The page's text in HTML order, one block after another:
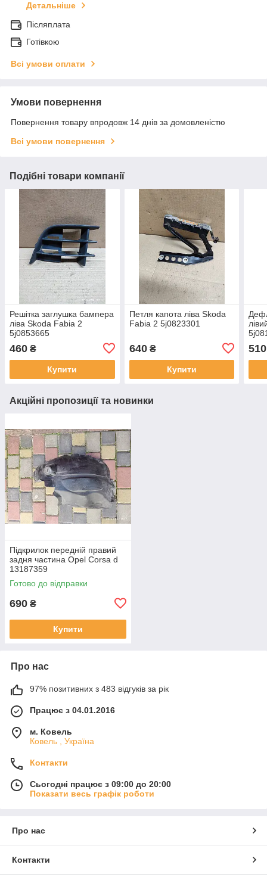
Детальніше
Післяплата
Готівкою
Всі умови оплати
Умови повернення
Повернення товару впродовж 14 днів за домовленістю
Всі умови повернення
Подібні товари компанії
Решітка заглушка бампера
ліва Skoda Fabia 2
5j0853665
460 ₴
Купити
Петля капота ліва Skoda
Fabia 2 5j0823301
640₴
Купити
510
Акційні пропозиції та новинки
Підкрилок передній правий
задня частина Opel Corsa d
13187359
Готово до відправки
690 ₴
Купити
Про нас
97% позитивних з 483 відгуків за рік
Працює з 04.01.2016
м. Ковель
Ковель , Україна
Контакти
Сьогодні працює з 09:00 до 20:00
Показати весь графік роботи
Про нас
Контакти